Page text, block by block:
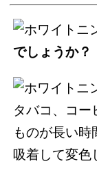
でしょうか？
タバコ、コー
ものが長い
吸着して変色